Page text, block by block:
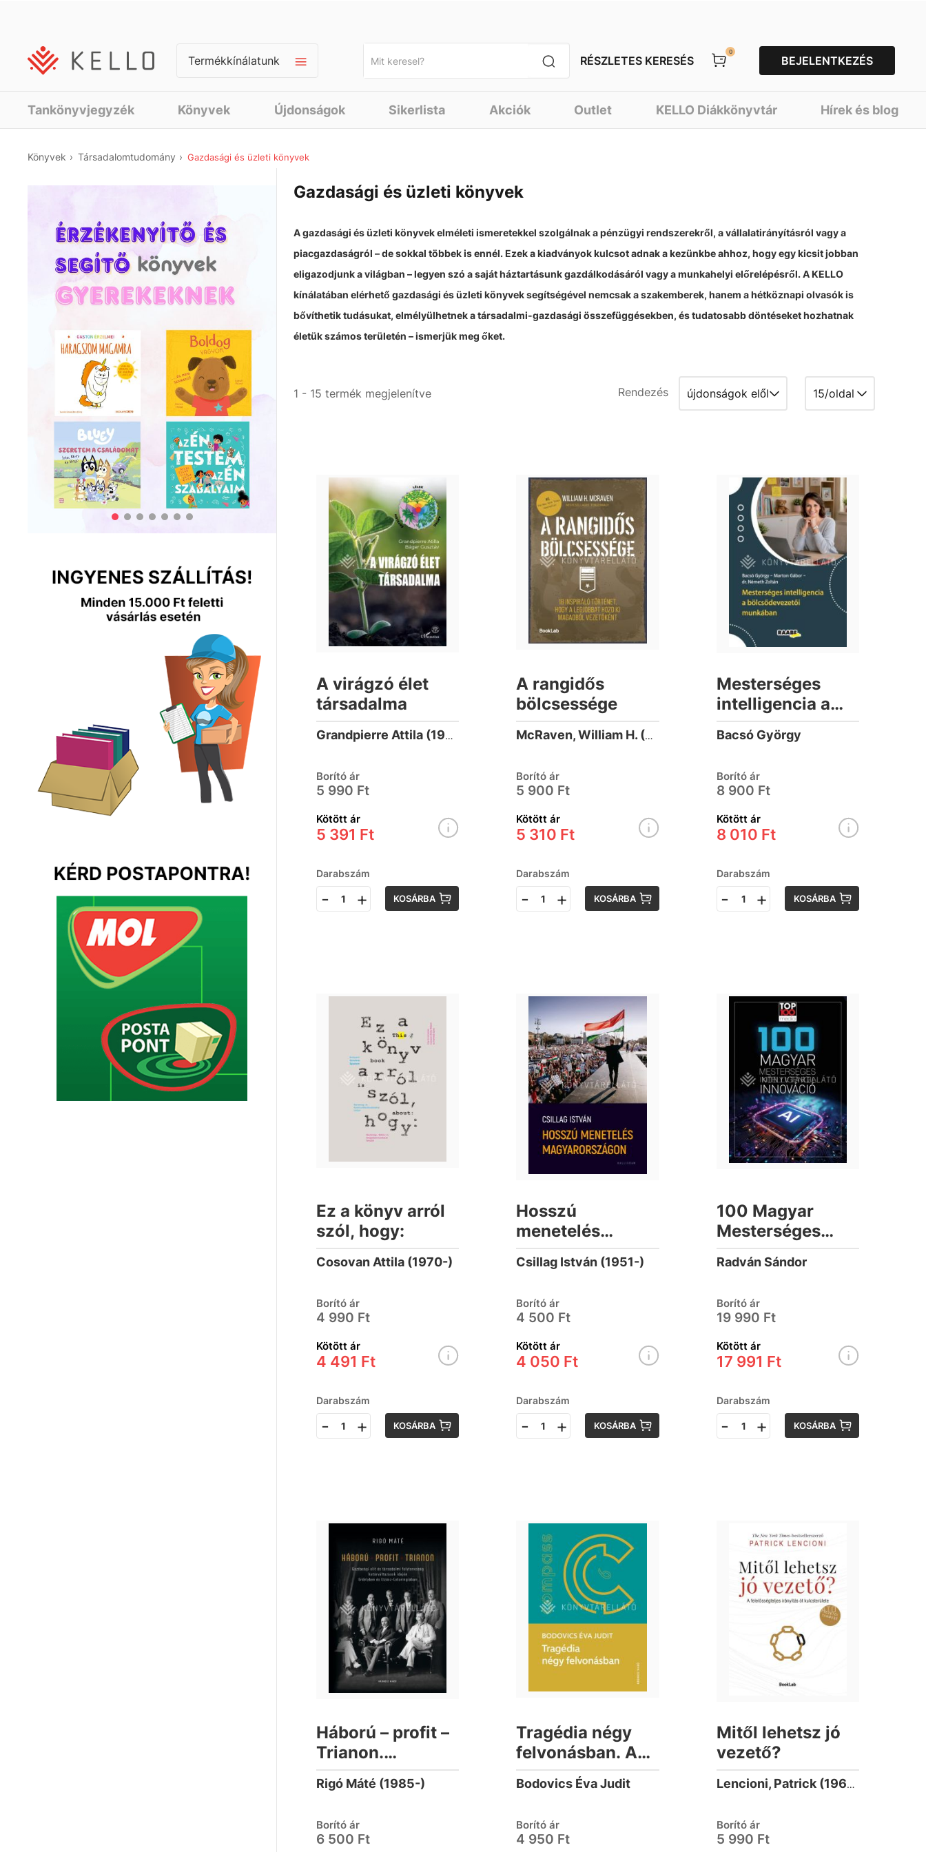
Termékkínálatunk RÉSZLETES KERESÉS
0
BEJELENTKEZÉS
Tankönyvjegyzék Könyvek Újdonságok Sikerlista Akciók Outlet KELLO Diákkönyvtár Hírek és blog
Könyvek Társadalomtudomány Gazdasági és üzleti könyvek
Gazdasági és üzleti könyvek
A gazdasági és üzleti könyvek elméleti ismeretekkel szolgálnak a pénzügyi rendszerekről, a vállalatirányításról vagy a
piacgazdaságról – de sokkal többek is ennél. Ezek a kiadványok kulcsot adnak a kezünkbe ahhoz, hogy egy kicsit jobban
eligazodjunk a világban – legyen szó a saját háztartásunk gazdálkodásáról vagy a munkahelyi előrelépésről. A KELLO
kínálatában elérhető gazdasági és üzleti könyvek segítségével nemcsak a szakemberek, hanem a hétköznapi olvasók is
bővíthetik tudásukat, elmélyülhetnek a társadalmi-gazdasági összefüggésekben, és tudatosabb döntéseket hozhatnak
életük számos területén – ismerjük meg őket.
1 - 15 termék megjelenítve Rendezés
A virágzó élet
társadalma
Grandpierre Attila (1951-)
Borító ár
5 990 Ft
Kötött ár
5 391 Ft
Darabszám
- + KOSÁRBA
A rangidős
bölcsessége
McRaven, William H. (1955-)
Borító ár
5 900 Ft
Kötött ár
5 310 Ft
Darabszám
- + KOSÁRBA
Mesterséges
intelligencia a
bölcsődevezetői
munkában
Bacsó György
Borító ár
8 900 Ft
Kötött ár
8 010 Ft
Darabszám
- + KOSÁRBA
Ez a könyv arról
szól, hogy:
Cosovan Attila (1970-)
Borító ár
4 990 Ft
Kötött ár
4 491 Ft
Darabszám
- + KOSÁRBA
Hosszú
menetelés
Magyarországon
Csillag István (1951-)
Borító ár
4 500 Ft
Kötött ár
4 050 Ft
Darabszám
- + KOSÁRBA
100 Magyar
Mesterséges
Intelligencia
Innováció
Radván Sándor
Borító ár
19 990 Ft
Kötött ár
17 991 Ft
Darabszám
- + KOSÁRBA
Háború – profit –
Trianon.
Gazdasági elit és
társadalmi
határváltozások
Rigó Máté (1985-)
Borító ár
6 500 Ft
Tragédia négy
felvonásban. Az
1878. évi
augusztusi
társadalom- és
Bodovics Éva Judit
Borító ár
4 950 Ft
Mitől lehetsz jó
vezető?
Lencioni, Patrick (1965-)
Borító ár
5 990 Ft